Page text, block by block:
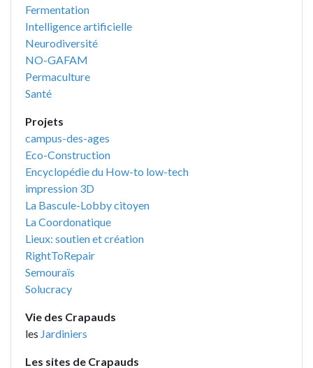
Fermentation
Intelligence artificielle
Neurodiversité
NO-GAFAM
Permaculture
Santé
Projets
campus-des-ages
Eco-Construction
Encyclopédie du How-to low-tech
impression 3D
La Bascule-Lobby citoyen
La Coordonatique
Lieux: soutien et création
RightToRepair
Semouraïs
Solucracy
Vie des Crapauds
les Jardiniers
Les sites de Crapauds